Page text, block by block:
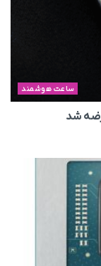
ساعت هوشمند